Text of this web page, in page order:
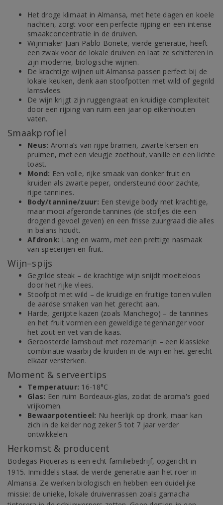
Het droge klimaat in Almansa, met hete dagen en koele
nachten, zorgt voor een perfecte rijping en een intense
smaakconcentratie in de druiven.
Wijnmaker Juan Pablo Bonete, vierde generatie, heeft
een zwak voor de lokale druiven en laat ze schitteren in
zijn moderne, biologische wijnen.
De krachtige wijnen uit Almansa passen perfect bij de
lokale keuken, denk aan stoofpotten met wild of gegrild
lamsvlees.
De wijn krijgt zijn ruggengraat en kruidige complexiteit
door een rijping van ruim een jaar op eikenhouten
vaten.
Smaakprofiel
Neus: Aroma’s van rijpe bramen, zwarte kersen en
pruimen, met een vleugje zoethout, vanille en een lichte
toast.
Mond: Een volle, rijke smaak van donker fruit en
kruiden als zwarte peper, ondersteund door zachte,
rijpe tannines.
Body/tannine/zuur: Een stevige body met krachtige,
maar mooi afgeronde tannines (de stofjes die een
drogend gevoel geven) en een frisse zuurgraad die alles
in balans houdt.
Afdronk: Lang en warm, met een prettige nasmaak
van specerijen en fruit.
Wijn–spijs
Gegrilde steak – de krachtige wijn snijdt moeiteloos
door het rijke vlees.
Stoofpot met wild – de kruidige en fruitige tonen vullen
de aardse smaken van het gerecht aan.
Harde, gerijpte kazen (zoals Manchego) – de tannines
en het fruit vormen een geweldige tegenhanger voor
het zout en vet van de kaas.
Geroosterde lamsbout met rozemarijn – een klassieke
combinatie waarbij de kruiden in de wijn en het gerecht
elkaar versterken.
Moment & serveertips
Temperatuur: 16-18°C
Glas: Een ruim Bordeaux-glas, zodat de aroma's goed
vrijkomen.
Bewaarpotentieel: Nu heerlijk op dronk, maar kan
zich in de kelder nog zeker 5 tot 7 jaar verder
ontwikkelen.
Herkomst & producent
Bodegas Piqueras is een echt familiebedrijf, opgericht in
1915. Inmiddels staat de vierde generatie aan het roer in
Almansa. Ze werken biologisch en hebben een duidelijke
missie: de unieke, lokale druivenrassen zoals garnacha